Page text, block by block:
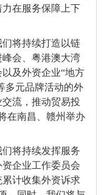
在服务保障上下
们将持续打造以链
会、粤港澳大湾
及外资企业“地方
多元品牌活动的外
流，推动贸易投
在南昌、赣州举办
们将持续发挥服务
企业工作委员会
计收集外资诉求